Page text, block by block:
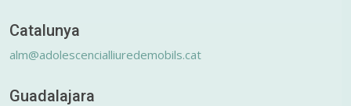
Catalunya
alm@adolescencialliuredemobils.cat
Guadalajara